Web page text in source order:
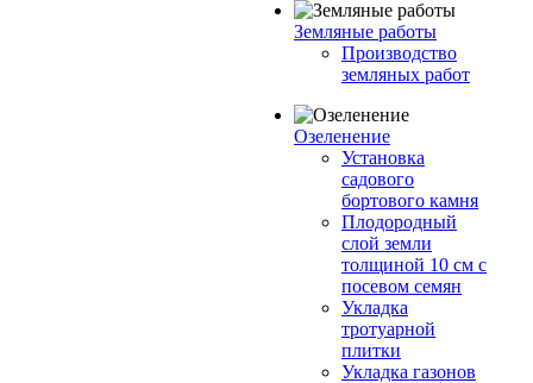
Земляные работы
Производство
земляных работ
Озеленение
Установка
садового
бортового камня
Плодородный
слой земли
толщиной 10 см с
посевом семян
Укладка
тротуарной
плитки
Укладка газонов